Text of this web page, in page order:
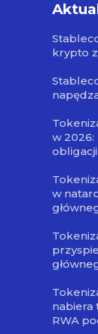
krypto
w
obligacji
w
nabiera
RWA